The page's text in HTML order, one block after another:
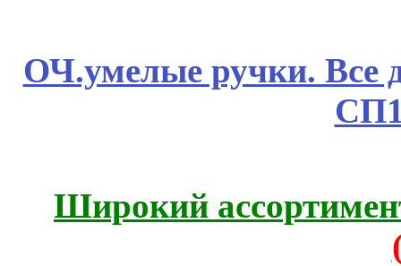
ОЧ.умелые ручки. Все
Широкий